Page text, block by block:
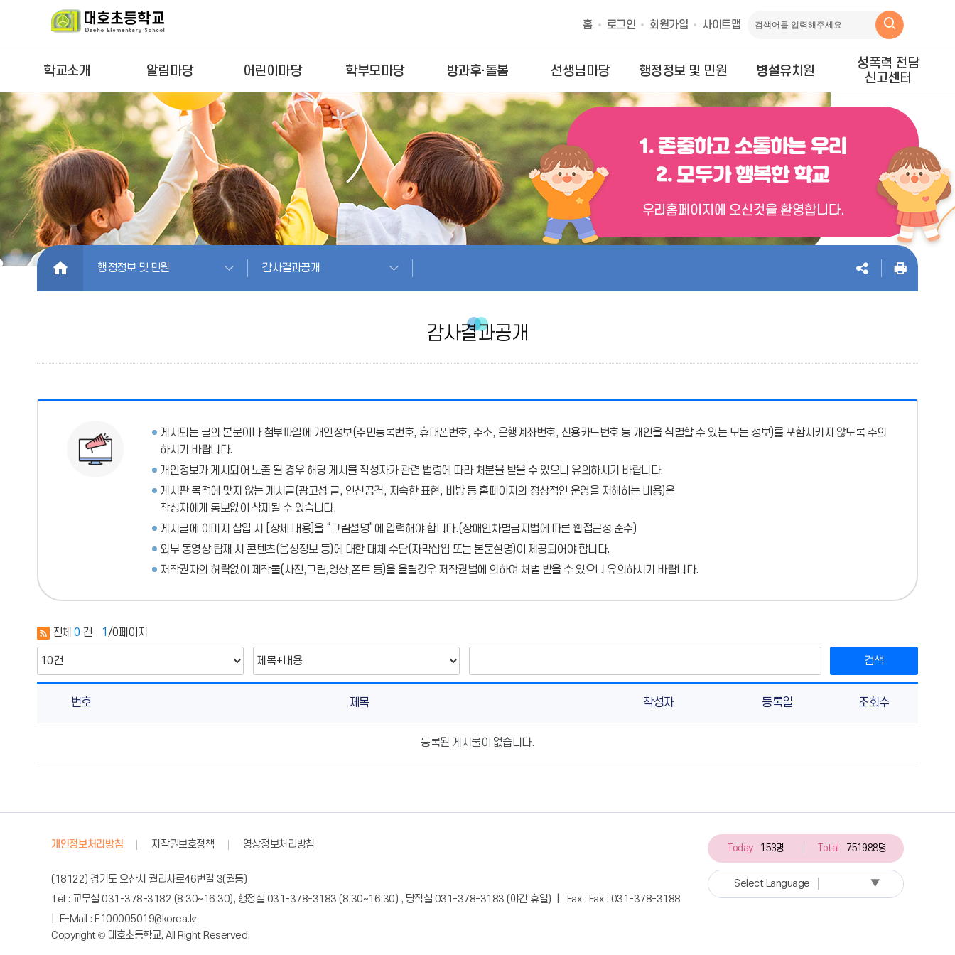
홈 로그인 회원가입 사이트맵
학교소개 알림마당 어린이마당 학부모마당 방과후·돌봄 선생님마당 행정정보 및 민원 병설유치원
성폭력 전담
신고센터
HOME 행정정보 및 민원 감사결과공개
감사결과공개
게시되는 글의 본문이나 첨부파일에 개인정보(주민등록번호, 휴대폰번호, 주소, 은행계좌번호, 신용카드번호 등 개인을 식별할 수 있는 모든 정보)를 포함시키지 않도록 주의
하시기 바랍니다.
개인정보가 게시되어 노출 될 경우 해당 게시물 작성자가 관련 법령에 따라 처분을 받을 수 있으니 유의하시기 바랍니다.
게시판 목적에 맞지 않는 게시글(광고성 글, 인신공격, 저속한 표현, 비방 등 홈페이지의 정상적인 운영을 저해하는 내용)은
작성자에게 통보없이 삭제될 수 있습니다.
게시글에 이미지 삽입 시 [상세 내용]을 “그림설명”에 입력해야 합니다.(장애인차별금지법에 따른 웹접근성 준수)
외부 동영상 탑재 시 콘텐츠(음성정보 등)에 대한 대체 수단(자막삽입 또는 본문설명)이 제공되어야 합니다.
저작권자의 허락없이 제작물(사진,그림,영상,폰트 등)을 올릴경우 저작권법에 의하여 처벌 받을 수 있으니 유의하시기 바랍니다.
전체 0 건 1 /0페이지
검색
결
개
번호 제목 작성자 등록일 조회수
등록된 게시물이 없습니다.
개인정보처리방침 저작권보호정책 영상정보처리방침
(18122) 경기도 오산시 궐리사로46번길 3(궐동)
Tel : 교무실 031-378-3182 (8:30~16:30), 행정실 031-378-3183 (8:30~16:30) , 당직실 031-378-3183 (야간 휴일) | Fax : Fax : 031-378-3188
| E-Mail : E100005019@korea.kr
Copyright © 대호초등학교, All Right Reserved.
Today 153명 Total 751988명
Select Language ▼